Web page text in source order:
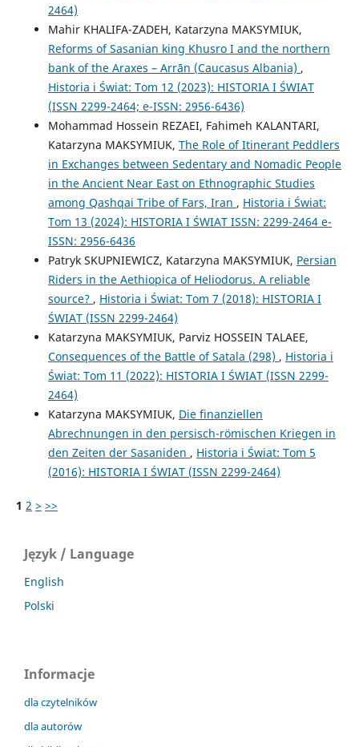
2464)
Mahir KHALIFA-ZADEH, Katarzyna MAKSYMIUK,
Reforms of Sasanian king Khusro I and the northern
bank of the Araxes – Arrān (Caucasus Albania) ,
Historia i Świat: Tom 12 (2023): HISTORIA I ŚWIAT
(ISSN 2299-2464; e-ISSN: 2956-6436)
Mohammad Hossein REZAEI, Fahimeh KALANTARI,
Katarzyna MAKSYMIUK, The Role of Itinerant Peddlers
in Exchanges between Sedentary and Nomadic People
in the Ancient Near East on Ethnographic Studies
among Qashqai Tribe of Fars, Iran , Historia i Świat:
Tom 13 (2024): HISTORIA I ŚWIAT ISSN: 2299-2464 e-
ISSN: 2956-6436
Patryk SKUPNIEWICZ, Katarzyna MAKSYMIUK, Persian
Riders in the Aethiopica of Heliodorus. A reliable
source? , Historia i Świat: Tom 7 (2018): HISTORIA I
ŚWIAT (ISSN 2299-2464)
Katarzyna MAKSYMIUK, Parviz HOSSEIN TALAEE,
Consequences of the Battle of Satala (298) , Historia i
Świat: Tom 11 (2022): HISTORIA I ŚWIAT (ISSN 2299-
2464)
Katarzyna MAKSYMIUK, Die finanziellen
Abrechnungen in den persisch-römischen Kriegen in
den Zeiten der Sasaniden , Historia i Świat: Tom 5
(2016): HISTORIA I ŚWIAT (ISSN 2299-2464)
1 2 > >>
Język / Language
English
Polski
Informacje
dla czytelników
dla autorów